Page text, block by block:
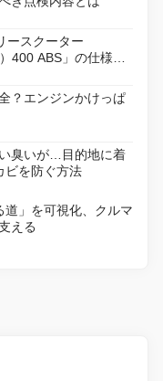
ースクーター
400 ABS」の仕様を
？エンジンかけっぱ
臭いが…目的地に着
ビを防ぐ方法
」を可視化、クルマ
える